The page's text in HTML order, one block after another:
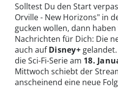
Solltest Du den Start
Orville - New Horizons" in
gucken wollen, dann
Nachrichten für Dich: Die
auch aufDisney+
die Sci-Fi-Serie am 18.
Mittwoch schiebt der
anscheinend eine neue